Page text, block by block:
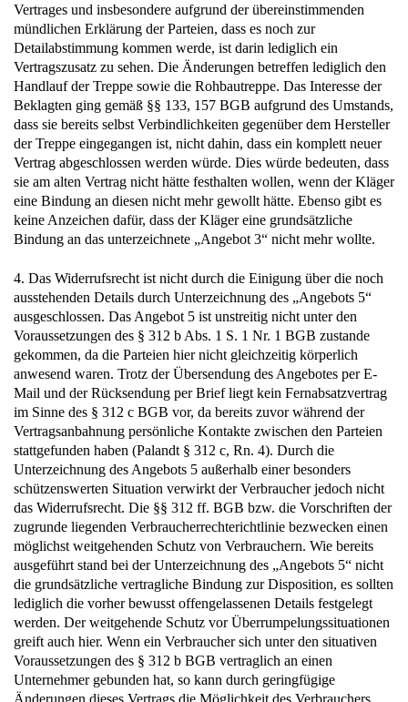
Vertrages und insbesondere aufgrund der übereinstimmenden
mündlichen Erklärung der Parteien, dass es noch zur
Detailabstimmung kommen werde, ist darin lediglich ein
Vertragszusatz zu sehen. Die Änderungen betreffen lediglich den
Handlauf der Treppe sowie die Rohbautreppe. Das Interesse der
Beklagten ging gemäß §§ 133, 157 BGB aufgrund des Umstands,
dass sie bereits selbst Verbindlichkeiten gegenüber dem Hersteller
der Treppe eingegangen ist, nicht dahin, dass ein komplett neuer
Vertrag abgeschlossen werden würde. Dies würde bedeuten, dass
sie am alten Vertrag nicht hätte festhalten wollen, wenn der Kläger
eine Bindung an diesen nicht mehr gewollt hätte. Ebenso gibt es
keine Anzeichen dafür, dass der Kläger eine grundsätzliche
Bindung an das unterzeichnete „Angebot 3“ nicht mehr wollte.
4. Das Widerrufsrecht ist nicht durch die Einigung über die noch
ausstehenden Details durch Unterzeichnung des „Angebots 5“
ausgeschlossen. Das Angebot 5 ist unstreitig nicht unter den
Voraussetzungen des § 312 b Abs. 1 S. 1 Nr. 1 BGB zustande
gekommen, da die Parteien hier nicht gleichzeitig körperlich
anwesend waren. Trotz der Übersendung des Angebotes per E-
Mail und der Rücksendung per Brief liegt kein Fernabsatzvertrag
im Sinne des § 312 c BGB vor, da bereits zuvor während der
Vertragsanbahnung persönliche Kontakte zwischen den Parteien
stattgefunden haben (Palandt § 312 c, Rn. 4). Durch die
Unterzeichnung des Angebots 5 außerhalb einer besonders
schützenswerten Situation verwirkt der Verbraucher jedoch nicht
das Widerrufsrecht. Die §§ 312 ff. BGB bzw. die Vorschriften der
zugrunde liegenden Verbraucherrechterichtlinie bezwecken einen
möglichst weitgehenden Schutz von Verbrauchern. Wie bereits
ausgeführt stand bei der Unterzeichnung des „Angebots 5“ nicht
die grundsätzliche vertragliche Bindung zur Disposition, es sollten
lediglich die vorher bewusst offengelassenen Details festgelegt
werden. Der weitgehende Schutz vor Überrumpelungssituationen
greift auch hier. Wenn ein Verbraucher sich unter den situativen
Voraussetzungen des § 312 b BGB vertraglich an einen
Unternehmer gebunden hat, so kann durch geringfügige